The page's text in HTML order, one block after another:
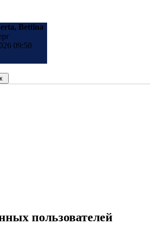
Bettina
09:50
пользователей